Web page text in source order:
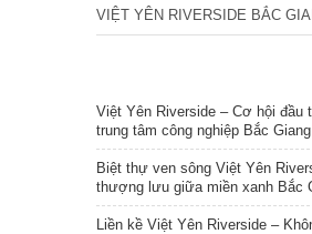
VIỆT YÊN RIVERSIDE BẮC
Việt Yên Riverside – Cơ hội đầu
trung tâm công nghiệp Bắc Giang
Biệt thự ven sông Việt Yên
thượng lưu giữa miền xanh Bắc
Liền kề Việt Yên Riverside –